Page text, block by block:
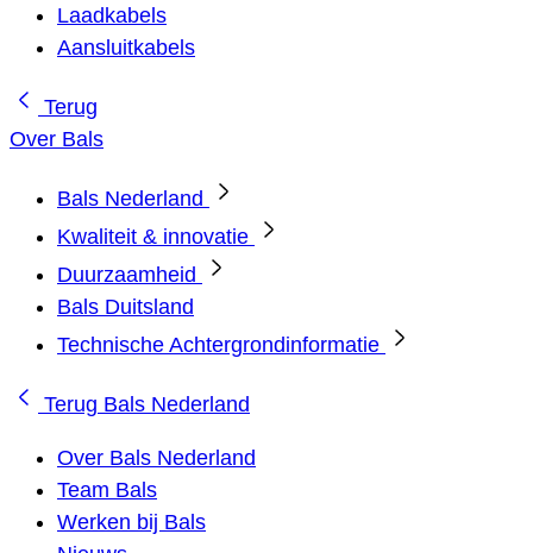
Laadkabels
Aansluitkabels
Terug
Over Bals
Bals Nederland
Kwaliteit & innovatie
Duurzaamheid
Bals Duitsland
Technische Achtergrondinformatie
Terug Bals Nederland
Over Bals Nederland
Team Bals
Werken bij Bals